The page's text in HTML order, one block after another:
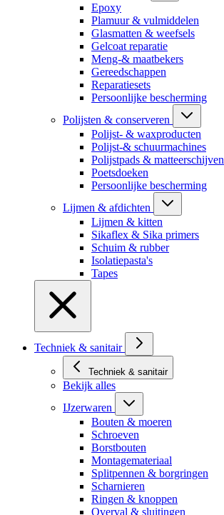
Epoxy
Plamuur & vulmiddelen
Glasmatten & weefsels
Gelcoat reparatie
Meng-& maatbekers
Gereedschappen
Reparatiesets
Persoonlijke bescherming
Polijsten & conserveren
Polijst- & waxproducten
Polijst-& schuurmachines
Polijstpads & matteerschijven
Poetsdoeken
Persoonlijke bescherming
Lijmen & afdichten
Lijmen & kitten
Sikaflex & Sika primers
Schuim & rubber
Isolatiepasta's
Tapes
Techniek & sanitair
Techniek & sanitair
Bekijk alles
IJzerwaren
Bouten & moeren
Schroeven
Borstbouten
Montagemateriaal
Splitpennen & borgringen
Scharnieren
Ringen & knoppen
Overval & sluitingen